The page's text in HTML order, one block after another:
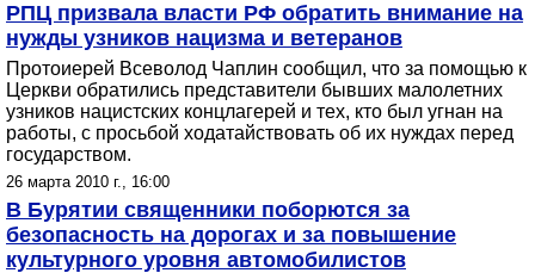
РПЦ призвала власти РФ обратить внимание на
нужды узников нацизма и ветеранов
Протоиерей Всеволод Чаплин сообщил, что за помощью к
Церкви обратились представители бывших малолетних
узников нацистских концлагерей и тех, кто был угнан на
работы, с просьбой ходатайствовать об их нуждах перед
государством.
26 марта 2010 г., 16:00
В Бурятии священники поборются за
безопасность на дорогах и за повышение
культурного уровня автомобилистов